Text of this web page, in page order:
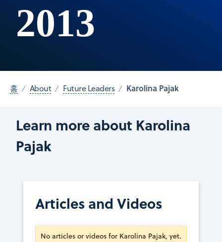
2013
홈 About Future Leaders Karolina Pajak
Learn more about Karolina
Pajak
Articles and Videos
No articles or videos for Karolina Pajak, yet.